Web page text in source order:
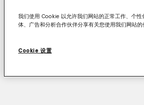
我们使用 Cookie 以允许我们网站的正常工作、个
体、广告和分析合作伙伴分享有关您使用我们网站的
Cookie 设置